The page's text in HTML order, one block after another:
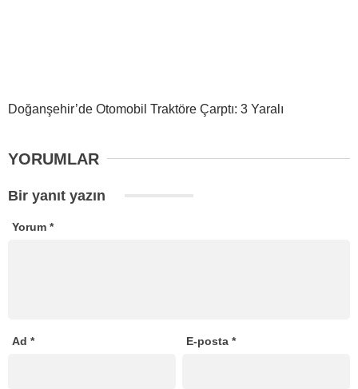
Doğanşehir’de Otomobil Traktöre Çarptı: 3 Yaralı
YORUMLAR
Bir yanıt yazın
Yorum *
Ad * E-posta*